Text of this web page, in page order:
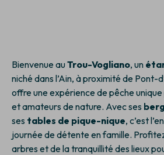
Bienvenue auTrou-Vogliano, un
niché dans l’Ain, à proximité de Pont-
offre une expérience de pêche unique
et amateurs de nature. Avec ses
ses tables de pique-nique, c’est
journée de détente en famille.
arbres et de la tranquillité des lieux